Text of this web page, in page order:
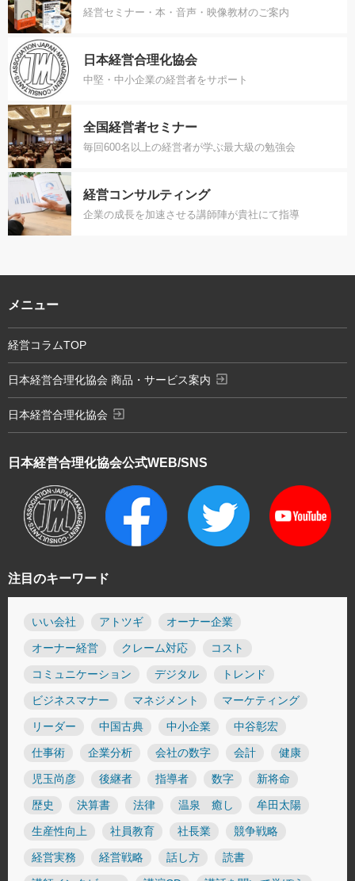
経営セミナー・本・音声・映像教材のご案内
日本経営合理化協会
中堅・中小企業の経営者をサポート
全国経営者セミナー
毎回600名以上の経営者が学ぶ最大級の勉強会
経営コンサルティング
企業の成長を加速させる講師陣が貴社にて指導
注目のキーワード
いい会社 アトツギ オーナー企業
オーナー経営 クレーム対応 コスト
コミュニケーション デジタル トレンド
ビジネスマナー マネジメント マーケティング
リーダー 中国古典 中小企業 中谷彰宏
仕事術 企業分析 会社の数字 会計 健康
児玉尚彦 後継者 指導者 数字 新将命
歴史 決算書 法律 温泉 癒し 牟田太陽
生産性向上 社員教育 社長業 競争戦略
経営実務 経営戦略 話し方 読書
日本経営合理化協会公式WEB/SNS
メニュー
経営コラムTOP
日本経営合理化協会 商品・サービス案内 exit_to_app
日本経営合理化協会 exit_to_app